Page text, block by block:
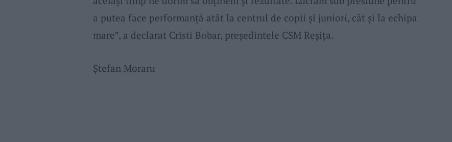
a putea face performanță atât la centrul de copii și juniori, cât și la echipa
mare”, a declarat Cristi Bobar, președintele CSM Reșița.
Ștefan Moraru